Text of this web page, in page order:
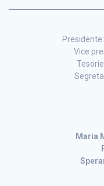
Presidente:
Vice
Maria